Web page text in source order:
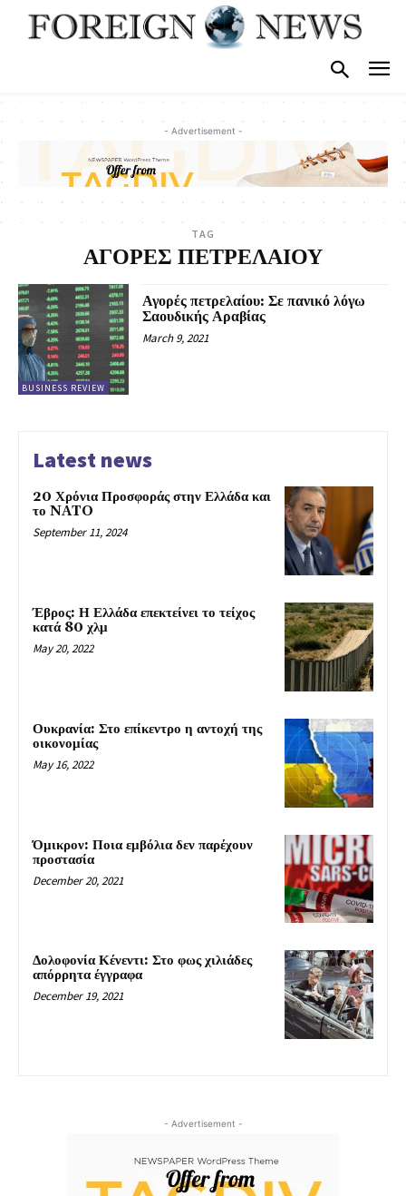
- Advertisement -
TAG
ΑΓΟΡΕΣ ΠΕΤΡΕΛΑΙΟΥ
BUSINESS REVIEW
Αγορές πετρελαίου: Σε πανικό λόγω
Σαουδικής Αραβίας
March 9, 2021
Latest news
20 Χρόνια Προσφοράς στην Ελλάδα και
το NATO
September 11, 2024
Έβρος: Η Ελλάδα επεκτείνει το τείχος
κατά 80 χλμ
May 20, 2022
Ουκρανία: Στο επίκεντρο η αντοχή της
οικονομίας
May 16, 2022
Όμικρον: Ποια εμβόλια δεν παρέχουν
προστασία
December 20, 2021
Δολοφονία Κένεντι: Στο φως χιλιάδες
απόρρητα έγγραφα
December 19, 2021
- Advertisement -